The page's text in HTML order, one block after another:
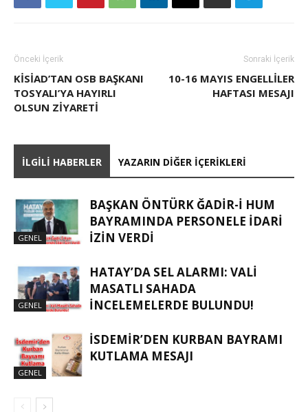
Önceki İçerik
KİSİAD’TAN OSB BAŞKANI
TOSYALI’YA HAYIRLI
OLSUN ZIYARETI
Sonraki İçerik
10-16 MAYIS ENGELLILER
HAFTASI MESAJI
İLGILI HABERLER YAZARIN DIĞER İÇERIKLERI
GENEL
BAŞKAN ÖNTÜRK ĞADIR-İ HUM
BAYRAMINDA PERSONELE İDARI
İZIN VERDI
GENEL
HATAY’DA SEL ALARMI: VALI
MASATLI SAHADA
İNCELEMELERDE BULUNDU!
GENEL
İSDEMIR’DEN KURBAN BAYRAMI
KUTLAMA MESAJI